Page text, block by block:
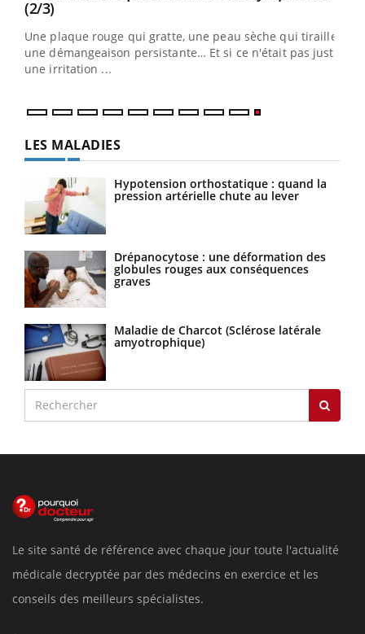
(2/3)Youtube
Une plaque rouge qui gratte, une peau sèche qui tiraille,
une démangeaison persistante… Et si ce n'était pas juste
une irritation ...
LES MALADIES
Hypotension orthostatique : quand la
pression artérielle chute au lever
Drépanocytose : une déformation des
globules rouges aux conséquences
graves
Maladie de Charcot (Sclérose latérale
amyotrophique)
Le site santé de référence avec chaque jour toute l'actualité
médicale decryptée par des médecins en exercice et les
conseils des meilleurs spécialistes.